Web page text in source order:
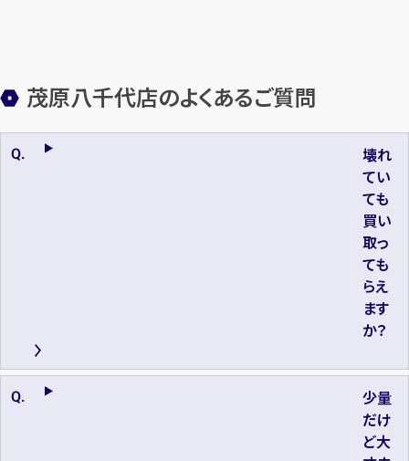
茂原八千代店のよくあるご質問
壊れ
てい
ても
買い
取っ
ても
らえ
ます
か？
少量
だけ
ど大